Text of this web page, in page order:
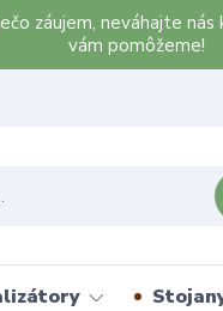
záujem, neváhajte
vám pomôžeme!